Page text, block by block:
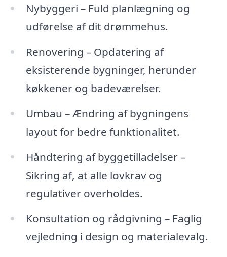
Nybyggeri – Fuld planlægning og
udførelse af dit drømmehus.
Renovering – Opdatering af
eksisterende bygninger, herunder
køkkener og badeværelser.
Umbau – Ændring af bygningens
layout for bedre funktionalitet.
Håndtering af byggetilladelser –
Sikring af, at alle lovkrav og
regulativer overholdes.
Konsultation og rådgivning – Faglig
vejledning i design og materialevalg.